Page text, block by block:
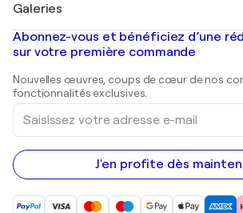
Banksy
Mr. Brainwash
Shepard Fairey
Tableaux abstraits à vendre
Peintures de paysage
Estampes
Peintures acryliques
Galeries
Galeries d'art en France
Galeries d'art en Belgique
Abonnez-vous et bénéficiez d’une
sur votre première commande
Nouvelles œuvres, coups de cœur de nos
fonctionnalités exclusives.
Saisissez
votre
adresse
e-
mail
J'en profite dès